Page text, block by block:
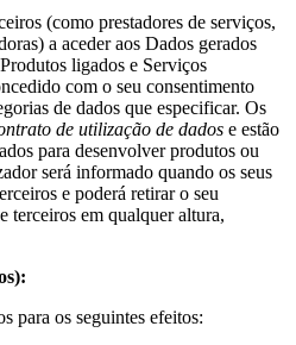
(como prestadores de serviços,
a aceder aos Dados gerados
ligados e Serviços
com o seu consentimento
de dados que especificar. Os
de utilização de dados e estão
para desenvolver produtos ou
será informado quando os seus
e poderá retirar o seu
terceiros em qualquer altura,
para os seguintes efeitos: